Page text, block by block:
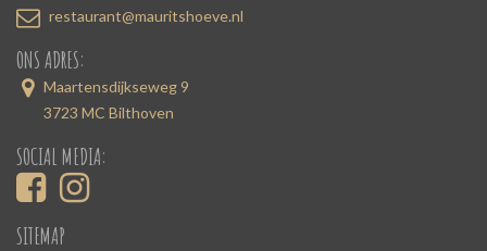
restaurant@mauritshoeve.nl
ONS ADRES:
Maartensdijkseweg 9
3723 MC Bilthoven
SOCIAL MEDIA:
SITEMAP